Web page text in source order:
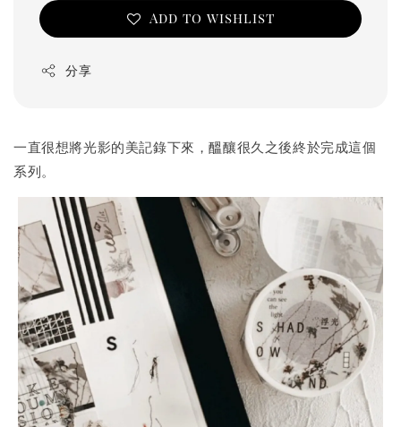
Add to wishlist
分享
一直很想將光影的美記錄下來，醞釀很久之後終於完成這個
系列。